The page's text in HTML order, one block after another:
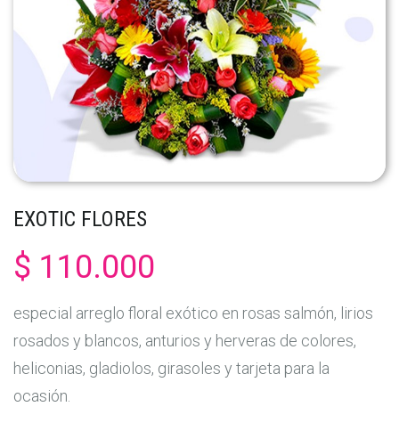
EXOTIC FLORES
$ 110.000
especial arreglo floral exótico en rosas salmón, lirios
rosados y blancos, anturios y herveras de colores,
heliconias, gladiolos, girasoles y tarjeta para la
ocasión.